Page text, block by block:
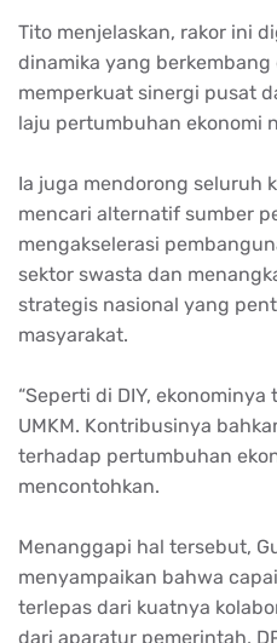
Tito menjelaskan, rakor ini
dinamika yang
memperkuat sinergi pusat
laju pertumbuhan ekonomi
Ia juga mendorong seluruh
mencari alternatif sumber
mengakselerasi
sektor swasta dan
strategis nasional yang
masyarakat.
“Seperti di DIY,
UMKM. Kontribusinya
terhadap pertumbuhan
mencontohkan.
Menanggapi hal tersebut,
menyampaikan bahwa
terlepas dari kuatnya
dari aparatur pemerintah,